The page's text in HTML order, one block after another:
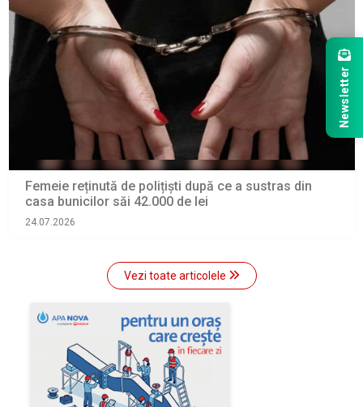
Femeie reținută de polițiști după ce a sustras din
casa bunicilor săi 42.000 de lei
24.07.2026
Vezi toate articolele
Newsletter